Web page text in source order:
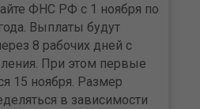
ФНС РФ с 1 ноября по
Выплаты будут
8 рабочих дней с
При этом первые
15 ноября. Размер
в зависимости